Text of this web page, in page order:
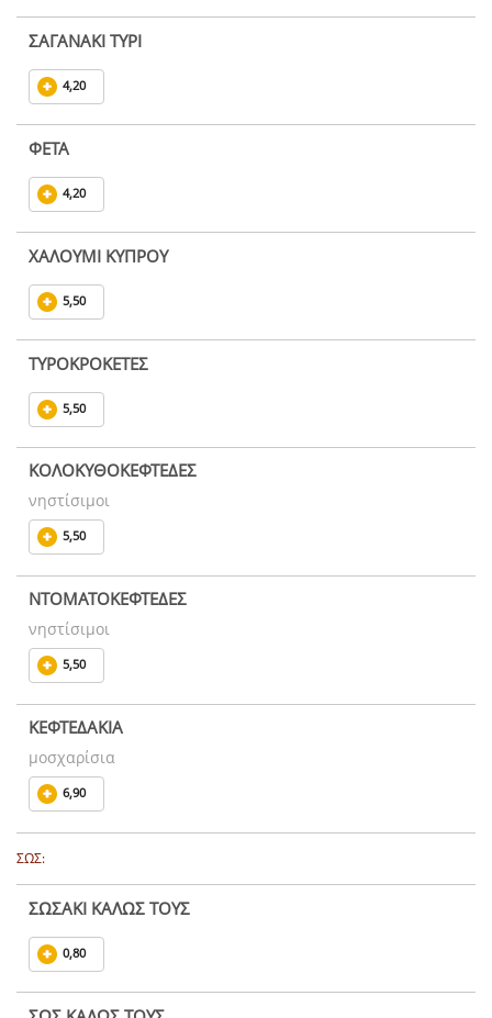
ΣΑΓΑΝΑΚΙ ΤΥΡΙ
4,20
ΦΕΤΑ
4,20
ΧΑΛΟΥΜΙ ΚΥΠΡΟΥ
5,50
ΤΥΡΟΚΡΟΚΕΤΕΣ
5,50
ΚΟΛΟΚΥΘΟΚΕΦΤΕΔΕΣ
νηστίσιμοι
5,50
ΝΤΟΜΑΤΟΚΕΦΤΕΔΕΣ
νηστίσιμοι
5,50
ΚΕΦΤΕΔΑΚΙΑ
μοσχαρίσια
6,90
ΣΩΣ:
ΣΩΣΑΚΙ ΚΑΛΩΣ ΤΟΥΣ
0,80